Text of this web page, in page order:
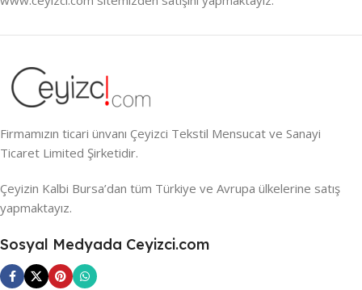
Firmamızın ticari ünvanı Çeyizci Tekstil Mensucat ve Sanayi
Ticaret Limited Şirketidir.
Çeyizin Kalbi Bursa’dan tüm Türkiye ve Avrupa ülkelerine satış
yapmaktayız.
Sosyal Medyada Ceyizci.com